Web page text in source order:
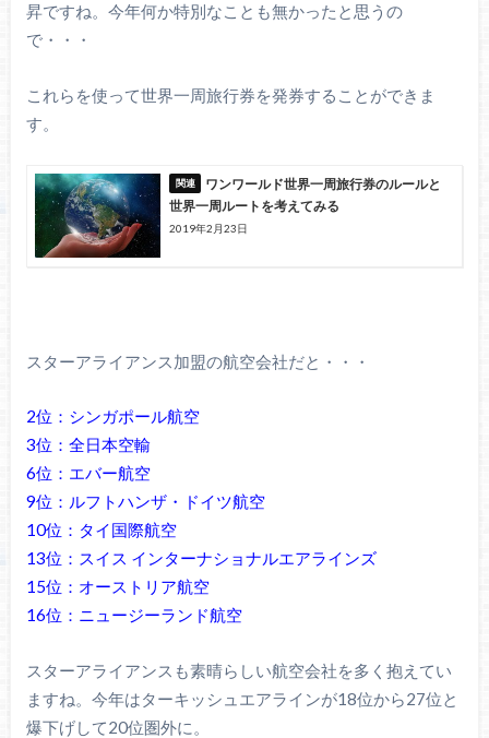
昇ですね。今年何か特別なことも無かったと思うの
で・・・
これらを使って世界一周旅行券を発券することができま
す。
ワンワールド世界一周旅行券のルールと
世界一周ルートを考えてみる
2019年2月23日
スターアライアンス加盟の航空会社だと・・・
2位：シンガポール航空
3位：全日本空輸
6位：エバー航空
9位：ルフトハンザ・ドイツ航空
10位：タイ国際航空
13位：スイス インターナショナルエアラインズ
15位：オーストリア航空
16位：ニュージーランド航空
スターアライアンスも素晴らしい航空会社を多く抱えてい
ますね。今年はターキッシュエアラインが18位から27位と
爆下げして20位圏外に。